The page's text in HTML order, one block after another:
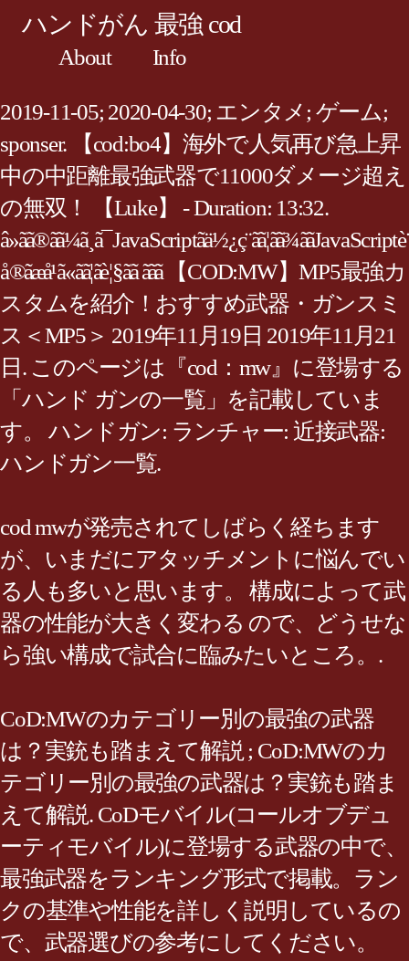
ハンドがん 最強 cod
About Info
2019-11-05; 2020-04-30; エンタメ; ゲーム;
sponser. 【cod:bo4】海外で人気再び急上昇
中の中距離最強武器で11000ダメージ超え
の無双！ 【Luke】 - Duration: 13:32.
å®ãæå¹ã«ãã¦ãè¦§ãã ããã 【COD:MW】MP5最強カ
スタムを紹介！おすすめ武器・ガンスミ
ス＜MP5＞ 2019年11月19日 2019年11月21
日. このページは『cod：mw』に登場する
「ハンド ガンの一覧」を記載していま
す。 ハンドガン: ランチャー: 近接武器:
ハンドガン一覧.
cod mwが発売されてしばらく経ちます
が、いまだにアタッチメントに悩んでい
る人も多いと思います。 構成によって武
器の性能が大きく変わる ので、どうせな
ら強い構成で試合に臨みたいところ。.
CoD:MWのカテゴリー別の最強の武器
は？実銃も踏まえて解説 ; CoD:MWのカ
テゴリー別の最強の武器は？実銃も踏ま
えて解説. CoDモバイル(コールオブデュ
ーティモバイル)に登場する武器の中で、
最強武器をランキング形式で掲載。ラン
クの基準や性能を詳しく説明しているの
で、武器選びの参考にしてください。